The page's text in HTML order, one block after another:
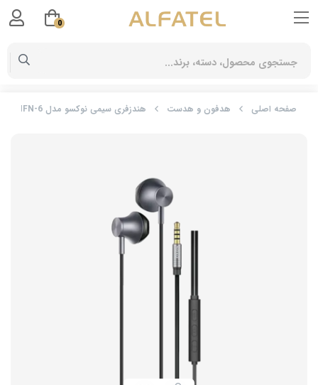
صفحه اصلی هدفون و هدست هندزفری سیمی نوکسو مدل HFN-6 | صدای استریو با جک 3.5 میلی‌متری و طراحی مقاوم
0